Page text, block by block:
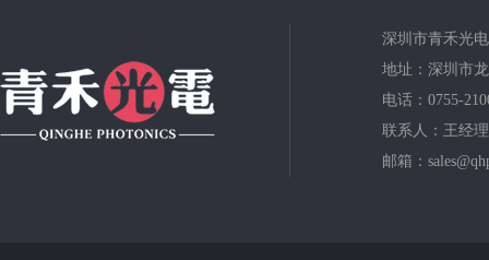
深圳市青禾光
地址：深圳市
电话：0755-
联系人：王经理
邮箱：